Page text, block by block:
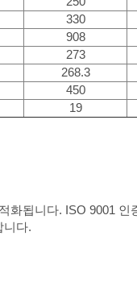
330
908
273
268.3
450
19
화됩니다. ISO 9001 인
니다.